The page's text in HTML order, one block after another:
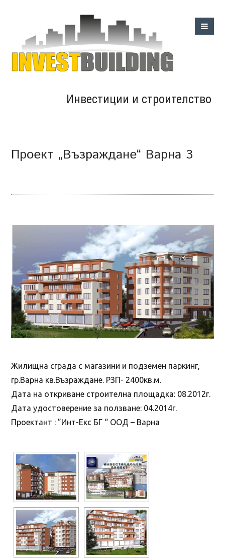
Инвестиции и строителство
Проект „Възраждане“ Варна 3
Жилищна сграда с магазини и подземен паркинг,
гр.Варна кв.Възраждане. РЗП- 2400кв.м.
Дата на откриване строителна площадка: 08.2012г.
Дата удостоверение за ползване: 04.2014г.
Проектант : ”Инт-Екс БГ “ ООД – Варна